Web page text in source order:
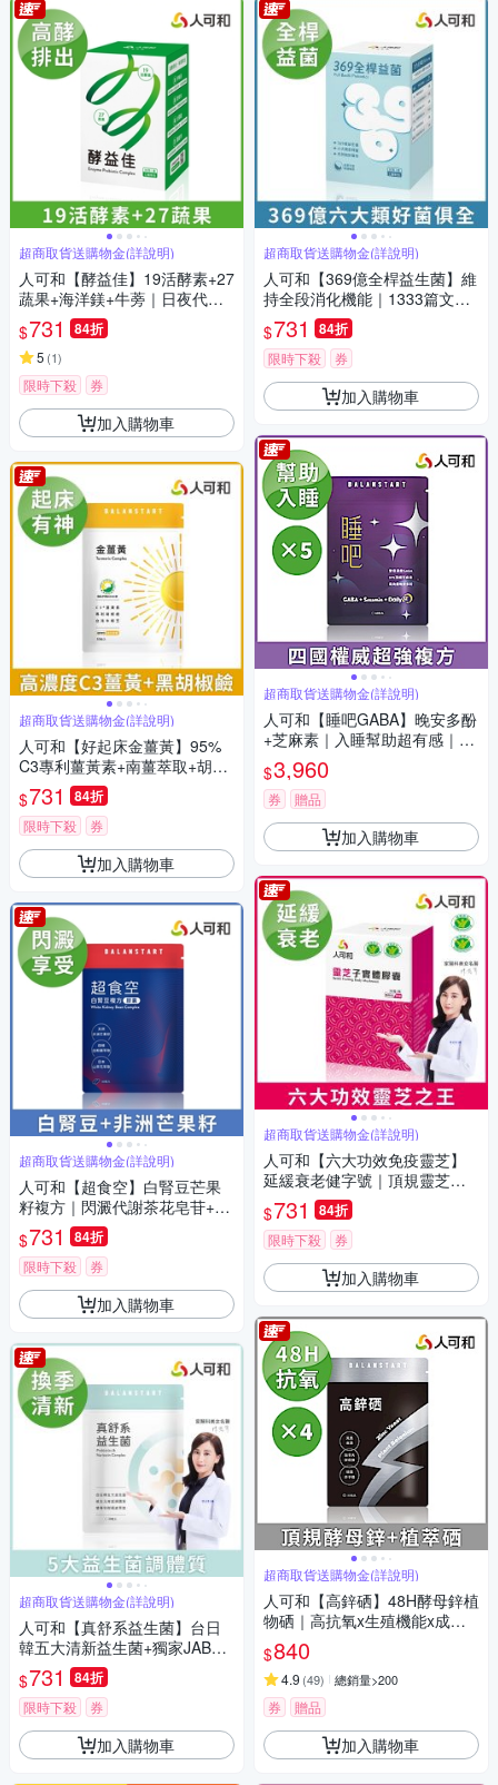
超商取貨送購物金(詳說明)
人可和【酵益佳】19活酵素+27
蔬果+海洋鎂+牛蒡｜日夜代謝
促進腸道蠕動助排便-更勝諾麗
果新普利夜酵素｜永豐集團
$731 84折
5 (1)
限時下殺 券
加入購物車
超商取貨送購物金(詳說明)
人可和【好起床金薑黃】95%
C3專利薑黃素+南薑萃取+胡椒
鹼+牛樟芝 高濃度滋補強身、旺
盛精氣神 更勝雞精蜆精｜永豐
集團
$731 84折
限時下殺 券
加入購物車
超商取貨送購物金(詳說明)
人可和【超食空】白腎豆芒果
籽複方｜閃澱代謝茶花皂苷+獨
家四稜白粉藤｜高享受超燃更
勝M2船井｜永豐集團
$731 84折
限時下殺 券
加入購物車
超商取貨送購物金(詳說明)
人可和【真舒系益生菌】台日
韓五大清新益生菌+獨家JABAR
A柑橘萃取+多元益生質+後生元
｜調整體質告別換季無奈 日常
守護 名醫推薦成長黃金期調理
｜永豐集團
$731 84折
限時下殺 券
加入購物車
超商取貨送購物金(詳說明)
人可和【369億全桿益生菌】維
持全段消化機能｜1333篇文獻
實證x六大桿菌俱全｜推薦實證
遠超營養師輕食｜永豐集團
$731 84折
限時下殺 券
加入購物車
超商取貨送購物金(詳說明)
人可和【睡吧GABA】晚安多酚
+芝麻素｜入睡幫助超有感｜4
國權威打造最新型配方-熟睡法
寶睡眠品質好｜永豐集團
$3,960
券 贈品
加入購物車
超商取貨送購物金(詳說明)
人可和【六大功效免疫靈芝】
延緩衰老健字號｜頂規靈芝多
醣體濃度x促進抗體生成靈芝之
王｜永豐集團
$731 84折
限時下殺 券
加入購物車
超商取貨送購物金(詳說明)
人可和【高鋅硒】48H酵母鋅植
物硒｜高抗氧x生殖機能x成長
發育x產後病後補養｜長效型維
他命礦物質｜永豐集團
$840
4.9 (49) 總銷量>200
券 贈品
加入購物車